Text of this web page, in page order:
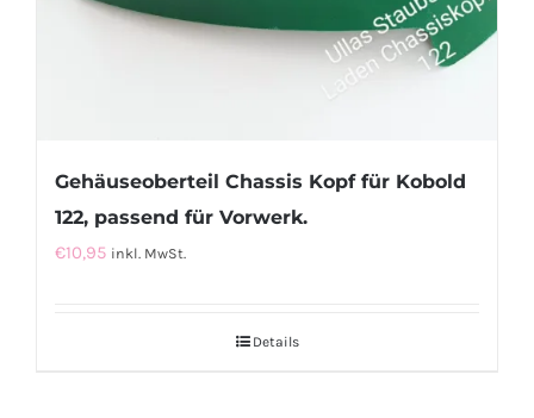
Gehäuseoberteil Chassis Kopf für Kobold
122, passend für Vorwerk.
€10,95 inkl. MwSt.
Details